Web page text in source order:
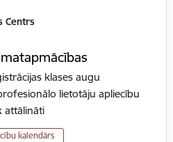
Centrs
klases augu
lietotāju apliecību
attālināti
kalendārs